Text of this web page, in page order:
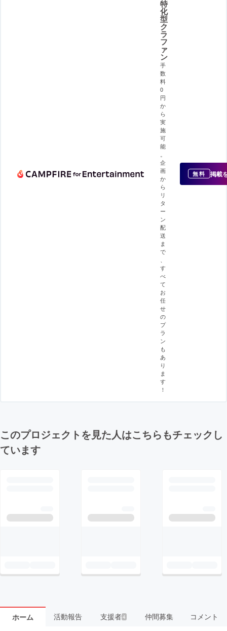
特
化
型
ク
ラ
フ
ァ
ン
手
数
料
0
円
か
ら
実
施
可
能
企
画
か
ら
リ
タ
ー
ン
配
送
ま
で
す
べ
て
お
任
せ
の
プ
ラ
ン
も
あ
り
ま
す
！
無料 掲載
このプロジェクトを見た人はこちらもチェックし
ています
ホーム 活動報告 支援者4 仲間募集 コメント